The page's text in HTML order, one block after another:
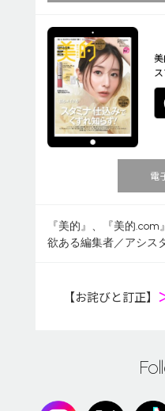
電
『美的』、『美的
欲ある編集者／アシス
【お詫びと訂正】